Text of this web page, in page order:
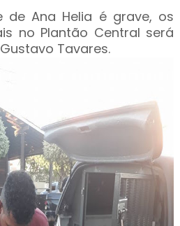
de Ana Helia é grave, os
no Plantão Central será
Tavares.